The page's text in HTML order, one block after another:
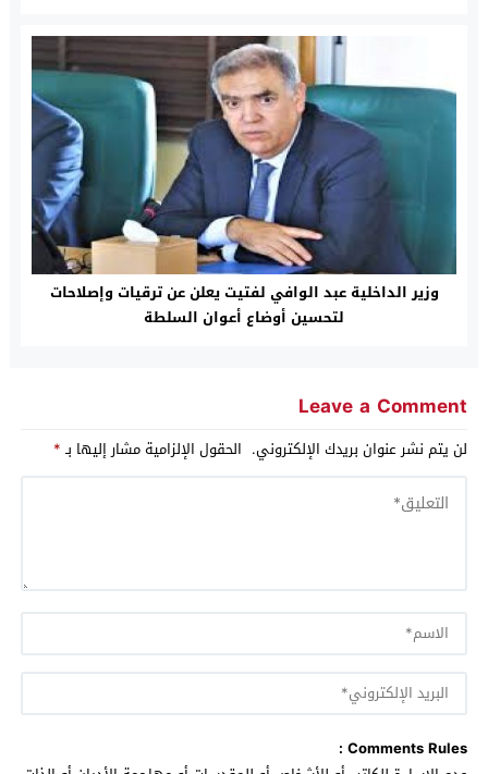
وزير الداخلية عبد الوافي لفتيت يعلن عن ترقيات وإصلاحات
لتحسين أوضاع أعوان السلطة
Leave a Comment
لن يتم نشر عنوان بريدك الإلكتروني. الحقول الإلزامية مشار إليها بـ*
Comments Rules :